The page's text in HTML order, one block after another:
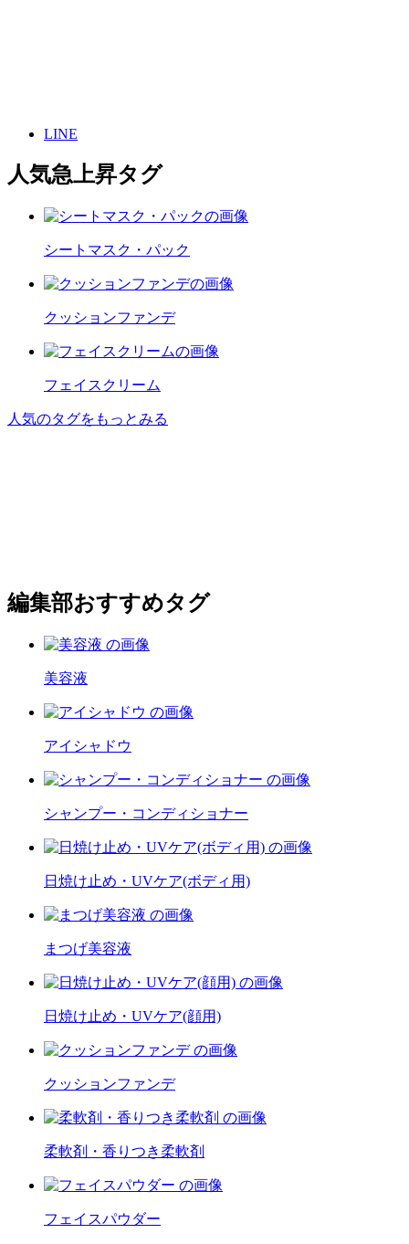
LINE
人気急上昇タグ
シートマスク・パック
クッションファンデ
フェイスクリーム
人気のタグをもっとみる
編集部おすすめタグ
美容液
アイシャドウ
シャンプー・コンディショナー
日焼け止め・UVケア(ボディ用)
まつげ美容液
日焼け止め・UVケア(顔用)
クッションファンデ
柔軟剤・香りつき柔軟剤
フェイスパウダー